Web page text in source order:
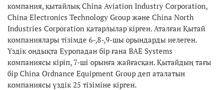
компания, қытайлық China Aviation Industry Corporation,
China Electronics Technology Group және China North
Industries Corporation қатарлылар кірген. Аталған Қытай
компаниялары тізімде 6-,8-,9-шы орындарды иелеген.
Үздік ондықта Еуропадан бір ғана BAE Systems
компаниясы кіріп, 7-ші орынға жайғасқан. Қытайдың тағы
бір China Ordnance Equipment Group деп аталатын
компаниясы үздік 25 тізіміне кірген.